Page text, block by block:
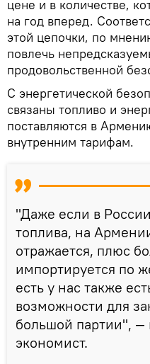
цене и в количестве,
на год вперед.
этой цепочки, по
повлечь
продовольственной
С энергетической
связаны топливо и
поставляются в
внутренним тарифам.
"Даже если в
топлива, на
отражается, плюс
импортируется по
есть у нас также
возможности для
большой партии", —
экономист.